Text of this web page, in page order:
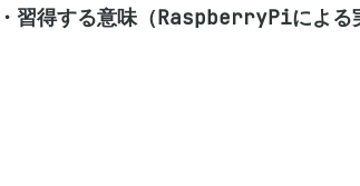
習得する意味（RaspberryPiによ